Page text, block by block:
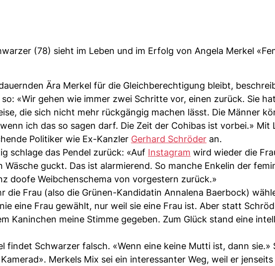
(78) sieht im Leben und im Erfolg von Angela Merkel
Ära Merkel für die Gleichberechtigung bleibt,
«Wir gehen wie immer zwei Schritte vor, einen zurück. Sie
die sich nicht mehr rückgängig machen lässt. Die Männer
ich das so sagen darf. Die Zeit der Cohibas ist vorbei.» Mit
Politiker wie Ex-Kanzler Gerhard Schröder an.
schlage das Pendel zurück: «Auf Instagram wird wieder die
Wäsche guckt. Das ist alarmierend. So manche Enkelin der
doofe Weibchenschema von vorgestern zurück.»
die Frau (also die Grünen-Kandidatin Annalena Baerbock)
eine Frau gewählt, nur weil sie eine Frau ist. Aber statt
Kaninchen meine Stimme gegeben. Zum Glück stand eine
findet Schwarzer falsch. «Wenn eine keine Mutti ist, dann sie.»
Merkels Mix sei ein interessanter Weg, weil er